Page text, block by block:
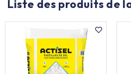
Produit ouate
Produit d'accueil
Liste des produits de